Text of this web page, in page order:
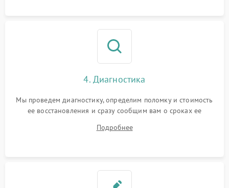
4. Диагностика
Мы проведем диагностику, определим поломку и стоимость
ее восстановления и сразу сообщим вам о сроках ее
Подробнее